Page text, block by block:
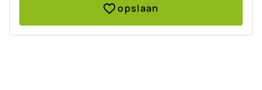
opslaan